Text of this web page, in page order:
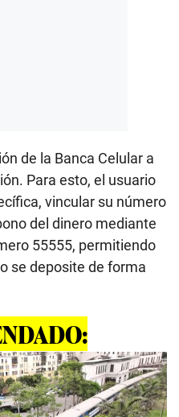
de la Banca Celular a
Para esto, el usuario
vincular su número
del dinero mediante
55555, permitiendo
se deposite de forma